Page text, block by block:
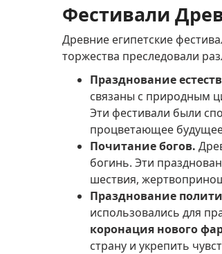
Фестивали
Древние египетские
торжества преследовали
Празднование
связаны с природным
Эти фестивали были
процветающее
Почитание богов.
богинь. Эти
шествия,
Празднование
использовались для
коронация нового
страну и укрепить